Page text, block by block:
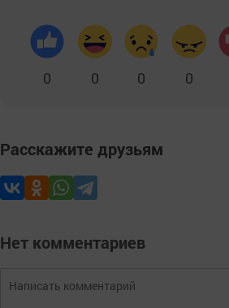
0 0 0 0
Расскажите друзьям
Нет комментариев